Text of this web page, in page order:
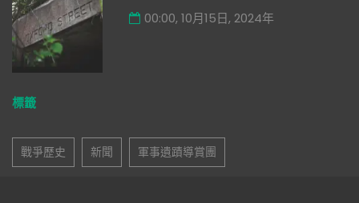
00:00, 10月15日, 2024年
標籤
戰爭歷史 新聞 軍事遺蹟導賞團